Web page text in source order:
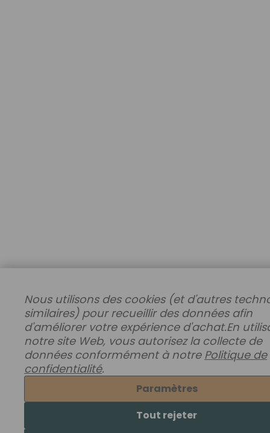
Nous utilisons des cookies (et d'autres
similaires) pour recueillir des données afin
d'améliorer votre expérience d'achat.En
notre site Web, vous autorisez la collecte de
données conformément à notre Politique de
confidentialité.
Paramètres
Tout rejeter